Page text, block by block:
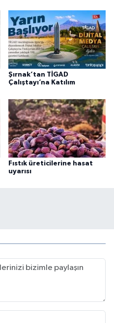
Şırnak’tan TİGAD
Çalıştayı’na Katılım
Fıstık üreticilerine hasat
uyarısı